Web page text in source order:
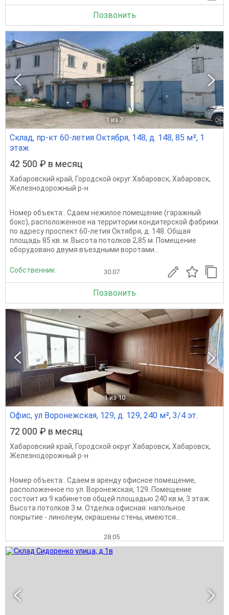
Позвонить
1 из 7
Склад, пр-кт 60-летия Октября, 148, д. 148, 85 м², 1
этаж
42 500 ₽ в месяц
Хабаровский край, Городской округ Хабаровск, Хабаровск,
Железнодорожный р-н
Номер объекта:. Cдаем нежилое помещение (гаражный
бокс), расположенное на территории кондитерской фабрики
по адресу проспект 60-летия Октября, д. 148. Общая
площадь 85 кв. м. Высота потолков 2,85 м. Помещение
оборудовано двумя въездными воротами...
Собственник 30.07
Позвонить
1 из 10
Офис, ул Воронежская, 129, д. 129, 240 м², 3/4 эт.
72 000 ₽ в месяц
Хабаровский край, Городской округ Хабаровск, Хабаровск,
Железнодорожный р-н
Номер объекта:. Сдаем в аренду офисное помещение,
расположенное по ул. Воронежская, 129. Помещение
состоит из 9 кабинетов общей площадью 240 кв.м, 3 этаж.
Высота потолков 3 м. Отделка офисная: напольное
покрытие - линолеум, окрашены стены, имеются...
28.05